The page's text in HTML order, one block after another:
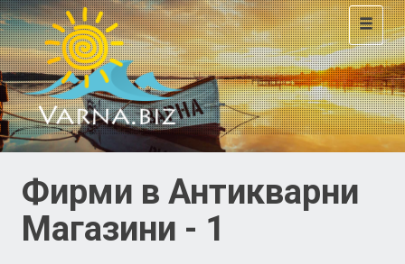
Toggle
Фирми в Антикварни
Магазини - 1